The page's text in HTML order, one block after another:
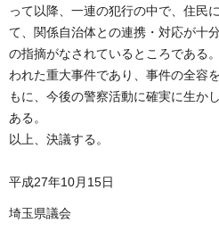
って以降、一連の犯行の中で、住民
て、関係自治体との連携・対応が十
の指摘がなされているところである
われた重大事件であり、事件の全容
もに、今後の警察活動に確実に生か
ある。
以上、決議する。
平成27年10月15日
埼玉県議会